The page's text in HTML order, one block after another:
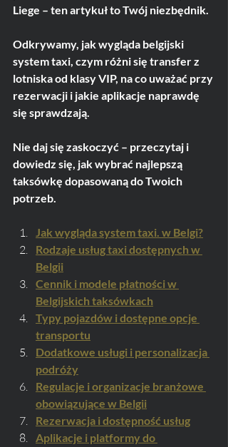
Liege – ten artykuł to Twój niezbędnik.
Odkrywamy, jak wygląda belgijski
system taxi, czym różni się transfer z
lotniska od klasy VIP, na co uważać przy
rezerwacji i jakie aplikacje naprawdę
się sprawdzają.
Nie daj się zaskoczyć – przeczytaj i
dowiedz się, jak wybrać najlepszą
taksówkę dopasowaną do Twoich
potrzeb.
Jak wygląda system taxi. w Belgi?
Rodzaje usług taxi dostępnych w
Belgii
Cennik i modele płatności w
Belgijskich taksówkach
Typy pojazdów i dostępne opcje
transportu
Dodatkowe usługi i personalizacja
podróży
Regulacje i organizacje branżowe
obowiązujące w Belgii
Rezerwacja i dostępność usług
Aplikacje i platformy do